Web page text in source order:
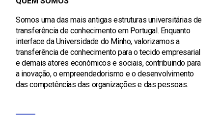
Somos uma das mais antigas estruturas universitárias de
transferência de conhecimento em Portugal. Enquanto
interface da Universidade do Minho, valorizamos a
transferência de conhecimento para o tecido empresarial
e demais atores económicos e sociais, contribuindo para
a inovação, o empreendedorismo e o desenvolvimento
das competências das organizações e das pessoas.